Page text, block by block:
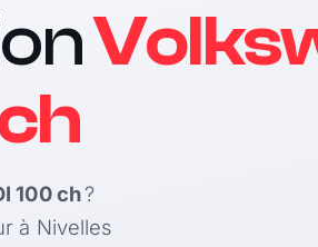
100 ch?
à Nivelles